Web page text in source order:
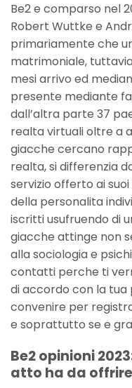
Be2 e comparso nel
Robert Wuttke e
primariamente che
matrimoniale,
mesi arrivo ed
presente mediante
dall’altra parte 37
realta virtuali oltre a
giacche cercano
realta, si differenzia
servizio offerto ai
della personalita
iscritti usufruendo di
giacche attinge non
alla sociologia e
contatti perche ti
di accordo con la tua
convenire per
e soprattutto se e
Be2 opinioni
atto ha da